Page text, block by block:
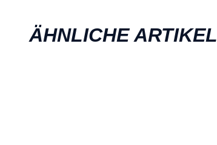
ÄHNLICHE ARTIKEL